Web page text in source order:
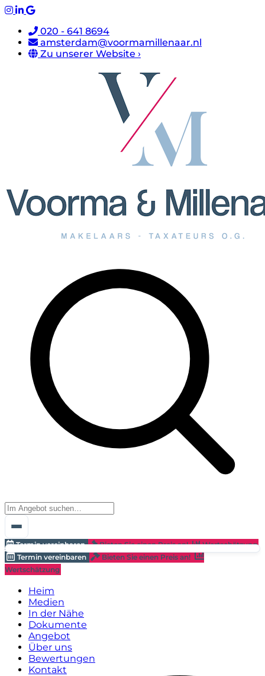
020 - 641 8694
amsterdam@voormamillenaar.nl
Zu unserer Website ›
Termin vereinbaren Bieten Sie einen Preis an!
Wertschätzung
Termin vereinbaren
Bieten Sie einen Preis an!
Wertschätzung
Heim
Medien
In der Nähe
Dokumente
Angebot
Über uns
Bewertungen
Kontakt